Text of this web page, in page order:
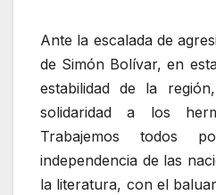
Ante la escalada de
de Simón Bolívar, en
estabilidad de la
solidaridad a los
Trabajemos
independencia de las
la literatura, con el